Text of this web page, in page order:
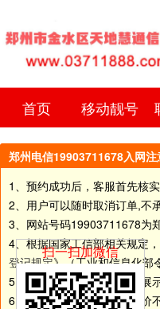
首页 移动靓号
郑州电信19903711678入网注
1、预约成功后，客服首先核
2、用户可以随时取消订单,不
3、网站号码19903711678为
4、根据国家工信部相关规定
登记规定》（工业和信息化部
5.由于网站和线下店面同步展
6.如个别号码标价和客服报价
扫一扫加微信